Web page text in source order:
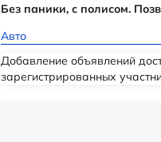
Без паники, с полисом.
Авто
Добавление объявлений
зарегистрированных